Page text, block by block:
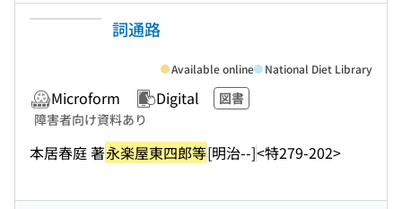
詞通路
Microform Digital
図書
障害者向け資料あり
本居春庭 著永楽屋東四郎等[明治--]<特279-202>
Available online National Diet Library